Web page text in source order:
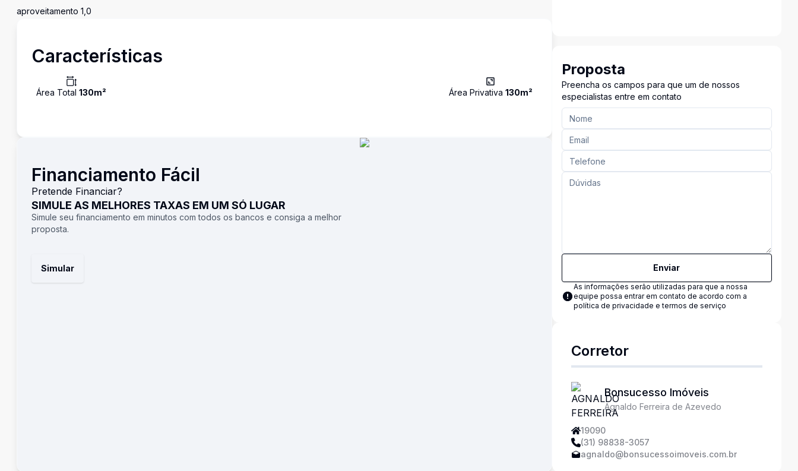
aproveitamento 1,0
Características
Área Total 130m² Área Privativa 130m²
Financiamento Fácil
Pretende Financiar?
SIMULE AS MELHORES TAXAS EM UM SÓ LUGAR
Simule seu financiamento em minutos com todos os bancos e consiga a melhor
proposta.
Simular
Proposta
Preencha os campos para que um de nossos
especialistas entre em contato
Enviar
As informações serão utilizadas para que a nossa
equipe possa entrar em contato de acordo com a
política de privacidade e termos de serviço
Corretor
Bonsucesso Imóveis
Agnaldo Ferreira de Azevedo
19090
(31) 98838-3057
agnaldo@bonsucessoimoveis.com.br